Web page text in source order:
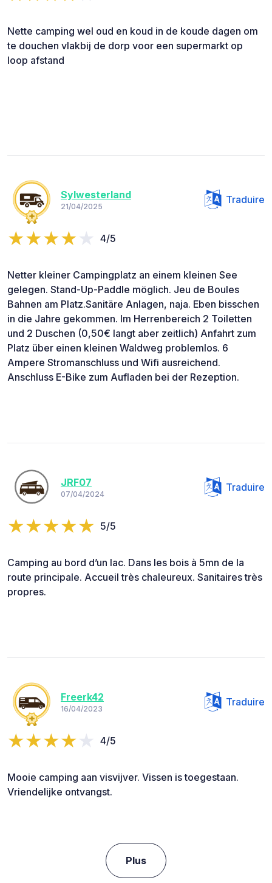
Nette camping wel oud en koud in de koude dagen om
te douchen vlakbij de dorp voor een supermarkt op
loop afstand
Sylwesterland
21/04/2025
Traduire
4/5
Netter kleiner Campingplatz an einem kleinen See
gelegen. Stand-Up-Paddle möglich. Jeu de Boules
Bahnen am Platz.Sanitäre Anlagen, naja. Eben bisschen
in die Jahre gekommen. Im Herrenbereich 2 Toiletten
und 2 Duschen (0,50€ langt aber zeitlich) Anfahrt zum
Platz über einen kleinen Waldweg problemlos. 6
Ampere Stromanschluss und Wifi ausreichend.
Anschluss E-Bike zum Aufladen bei der Rezeption.
JRF07
07/04/2024
Traduire
5/5
Camping au bord d’un lac. Dans les bois à 5mn de la
route principale. Accueil très chaleureux. Sanitaires très
propres.
Freerk42
16/04/2023
Traduire
4/5
Mooie camping aan visvijver. Vissen is toegestaan.
Vriendelijke ontvangst.
Plus